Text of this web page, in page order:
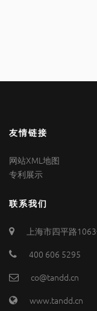
友情链接
网站XML地图
专利展示
联系我们
上海市四平路
400 606 5295
co@tandd.cn
www.tandd.cn